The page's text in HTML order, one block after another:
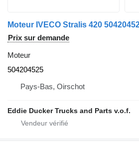
Prix sur demande
Moteur
504204525
Pays-Bas, Oirschot
Eddie Ducker Trucks and Parts v.o.f.